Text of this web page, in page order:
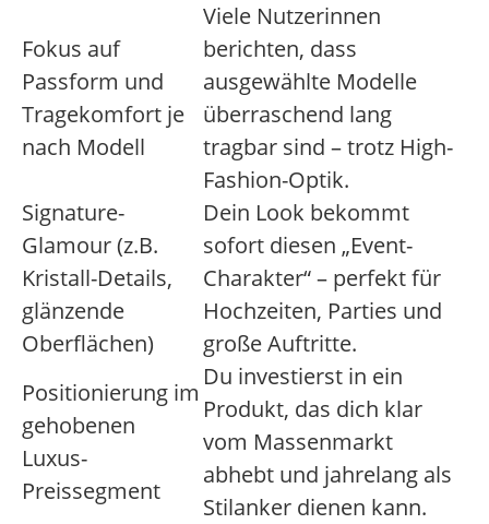
Fokus auf
Passform und
Tragekomfort je
nach Modell
Viele Nutzerinnen
berichten, dass
ausgewählte Modelle
überraschend lang
tragbar sind – trotz High-
Fashion-Optik.
Signature-
Glamour (z.B.
Kristall-Details,
glänzende
Oberflächen)
Dein Look bekommt
sofort diesen „Event-
Charakter“ – perfekt für
Hochzeiten, Parties und
große Auftritte.
Positionierung im
gehobenen
Luxus-
Preissegment
Du investierst in ein
Produkt, das dich klar
vom Massenmarkt
abhebt und jahrelang als
Stilanker dienen kann.